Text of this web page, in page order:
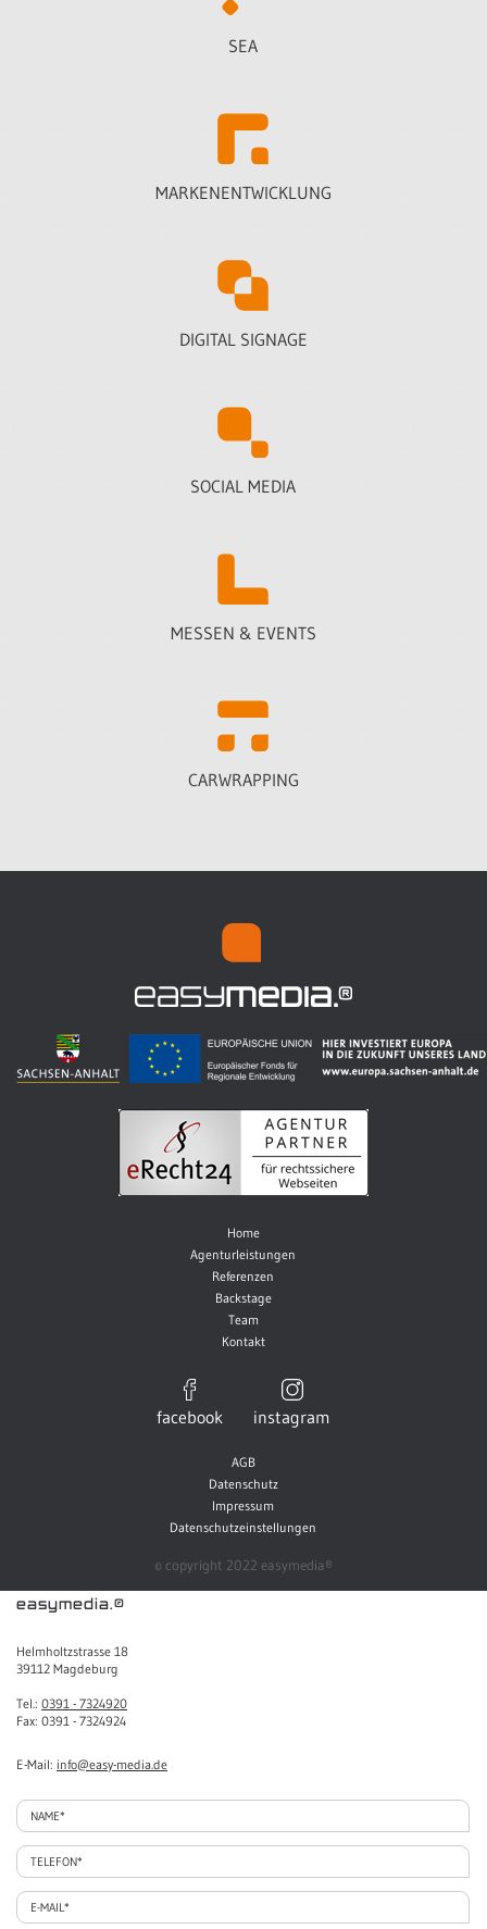
SEA
MARKENENTWICKLUNG
DIGITAL SIGNAGE
SOCIAL MEDIA
MESSEN & EVENTS
CARWRAPPING
Home
Agenturleistungen
Referenzen
Backstage
Team
Kontakt
facebook instagram
AGB
Datenschutz
Impressum
Datenschutzeinstellungen
© copyright 2022 easymedia®
easymedia.®
Helmholtzstrasse 18
39112 Magdeburg
Tel.: 0391 - 7324920
Fax: 0391 - 7324924
E-Mail: info@easy-media.de